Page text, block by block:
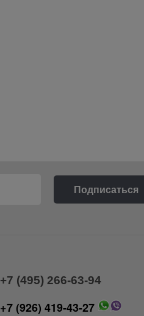
+7 (495) 266-63-94
+7 (926) 419-43-27